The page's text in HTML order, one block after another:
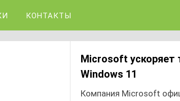
КОНТАКТЫ
Microsoft ускоряет
Windows 11
Компания Microsoft